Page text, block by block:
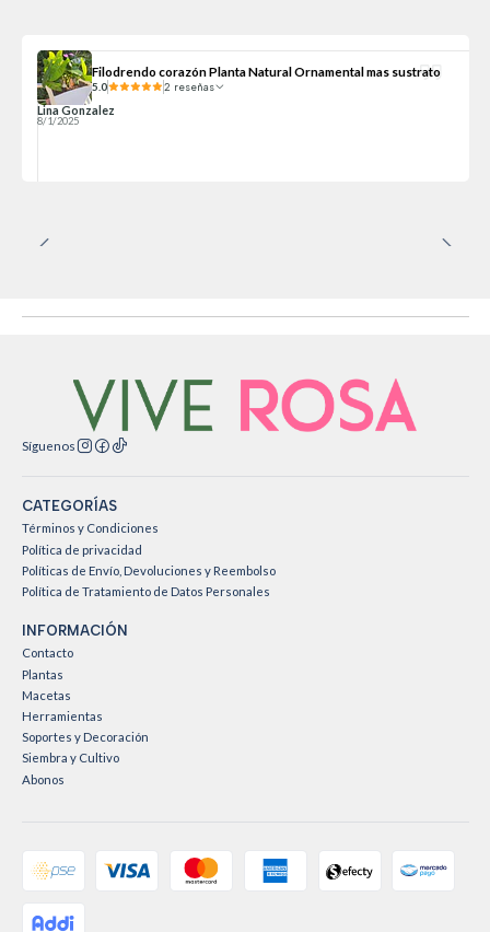
Filodrendo corazón Planta Natural Ornamental mas sustrato
5.0 2 reseñas
Lina Gonzalez
8/1/2025
Síguenos
CATEGORÍAS
Términos y Condiciones
Política de privacidad
Políticas de Envío, Devoluciones y Reembolso
Política de Tratamiento de Datos Personales
INFORMACIÓN
Contacto
Plantas
Macetas
Herramientas
Soportes y Decoración
Siembra y Cultivo
Abonos